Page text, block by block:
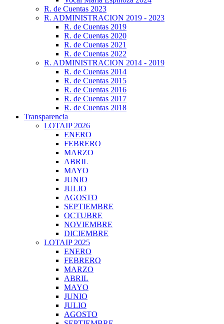
R. de Cuentas 2023
R. ADMINISTRACION 2019 - 2023
R. de Cuentas 2019
R. de Cuentas 2020
R. de Cuentas 2021
R. de Cuentas 2022
R. ADMINISTRACION 2014 - 2019
R. de Cuentas 2014
R. de Cuentas 2015
R. de Cuentas 2016
R. de Cuentas 2017
R. de Cuentas 2018
Transparencia
LOTAIP 2026
ENERO
FEBRERO
MARZO
ABRIL
MAYO
JUNIO
JULIO
AGOSTO
SEPTIEMBRE
OCTUBRE
NOVIEMBRE
DICIEMBRE
LOTAIP 2025
ENERO
FEBRERO
MARZO
ABRIL
MAYO
JUNIO
JULIO
AGOSTO